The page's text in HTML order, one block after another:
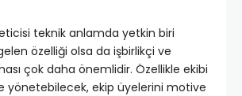
teknik anlamda yetkin biri
özelliği olsa da işbirlikçi ve
çok daha önemlidir. Özellikle ekibi
yönetebilecek, ekip üyelerini motive